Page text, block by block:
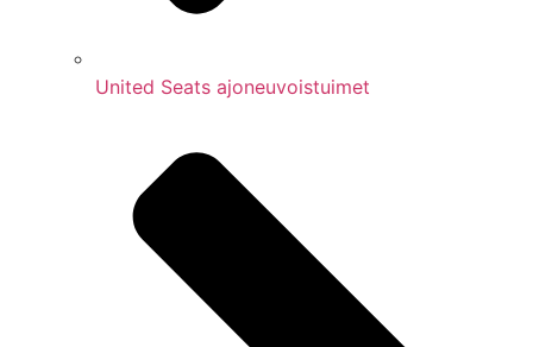
United Seats ajoneuvoistuimet